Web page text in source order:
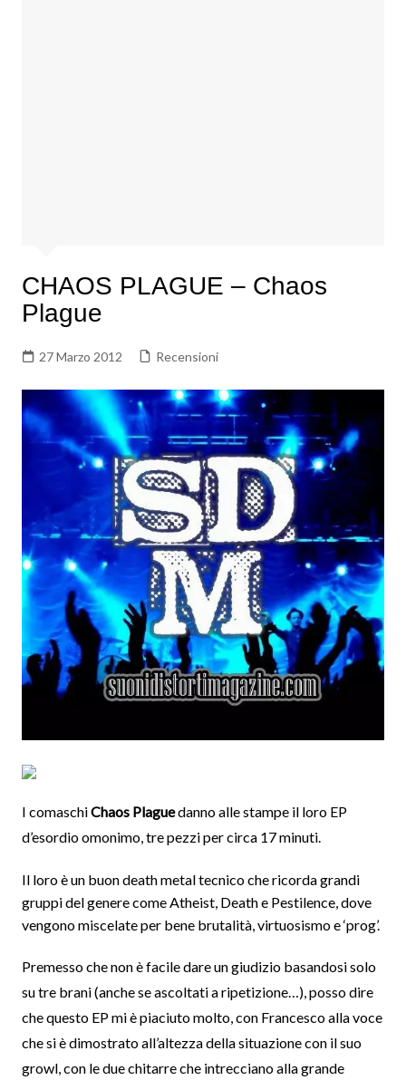
CHAOS PLAGUE – Chaos
Plague
27 Marzo 2012 Recensioni
I comaschiChaos Plaguedanno alle stampe il loro EP
d’esordio omonimo, tre pezzi per circa 17 minuti.
Il loro è un buon death metal tecnico che ricorda grandi
gruppi del genere come Atheist, Death e Pestilence, dove
vengono miscelate per bene brutalità, virtuosismo e ‘prog’.
Premesso che non è facile dare un giudizio basandosi solo
su tre brani (anche se ascoltati a ripetizione…), posso dire
che questo EP mi è piaciuto molto, con Francesco alla voce
che si è dimostrato all’altezzadella situazione con il suo
growl, con le due chitarre che intrecciano alla grande